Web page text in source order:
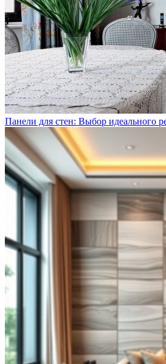
Панели для стен: Выбор идеального